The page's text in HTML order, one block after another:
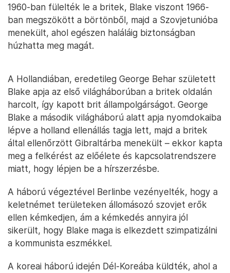
1960-ban fülelték le a britek, Blake viszont 1966-
ban megszökött a börtönből, majd a Szovjetunióba
menekült, ahol egészen haláláig biztonságban
húzhatta meg magát.
A Hollandiában, eredetileg George Behar született
Blake apja az első világháborúban a britek oldalán
harcolt, így kapott brit állampolgárságot. George
Blake a második világháború alatt apja nyomdokaiba
lépve a holland ellenállás tagja lett, majd a britek
által ellenőrzött Gibraltárba menekült – ekkor kapta
meg a felkérést az előélete és kapcsolatrendszere
miatt, hogy lépjen be a hírszerzésbe.
A háború végeztével Berlinbe vezényelték, hogy a
keletnémet területeken állomásozó szovjet erők
ellen kémkedjen, ám a kémkedés annyira jól
sikerült, hogy Blake maga is elkezdett szimpatizálni
a kommunista eszmékkel.
A koreai háború idején Dél-Koreába küldték, ahol a